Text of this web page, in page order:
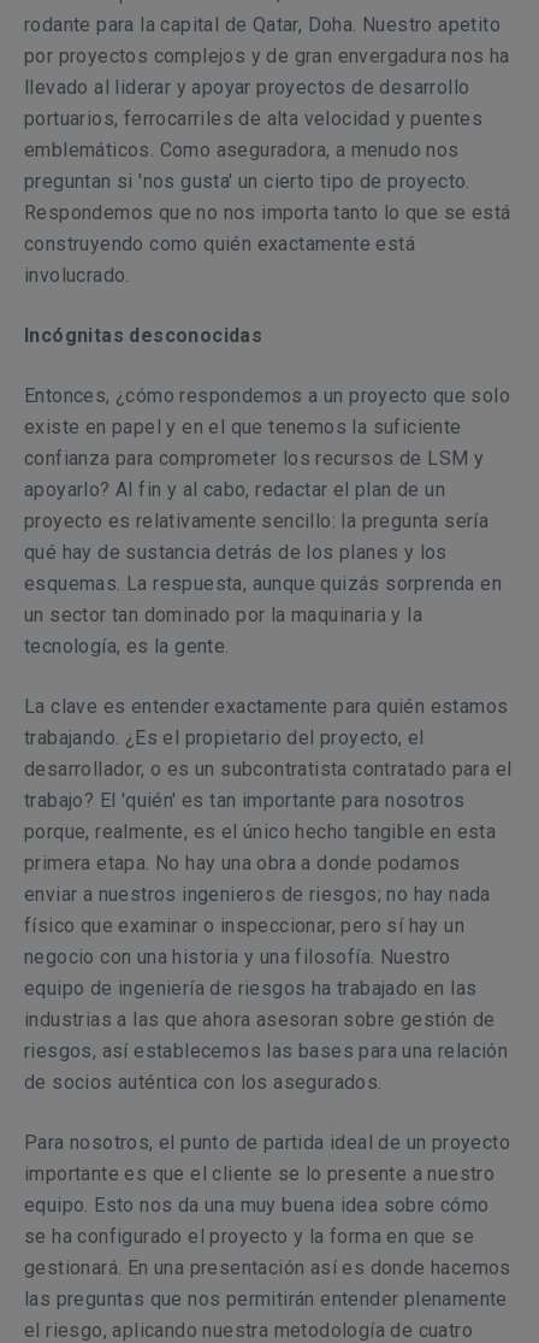
rodante para la capital de Qatar, Doha. Nuestro apetito
por proyectos complejos y de gran envergadura nos ha
llevado al liderar y apoyar proyectos de desarrollo
portuarios, ferrocarriles de alta velocidad y puentes
emblemáticos. Como aseguradora, a menudo nos
preguntan si 'nos gusta' un cierto tipo de proyecto.
Respondemos que no nos importa tanto lo que se está
construyendo como quién exactamente está
involucrado.
Incógnitas desconocidas
Entonces, ¿cómo respondemos a un proyecto que solo
existe en papel y en el que tenemos la suficiente
confianza para comprometer los recursos de LSM y
apoyarlo? Al fin y al cabo, redactar el plan de un
proyecto es relativamente sencillo: la pregunta sería
qué hay de sustancia detrás de los planes y los
esquemas. La respuesta, aunque quizás sorprenda en
un sector tan dominado por la maquinaria y la
tecnología, es la gente.
La clave es entender exactamente para quién estamos
trabajando. ¿Es el propietario del proyecto, el
desarrollador, o es un subcontratista contratado para el
trabajo? El 'quién' es tan importante para nosotros
porque, realmente, es el único hecho tangible en esta
primera etapa. No hay una obra a donde podamos
enviar a nuestros ingenieros de riesgos; no hay nada
físico que examinar o inspeccionar, pero sí hay un
negocio con una historia y una filosofía. Nuestro
equipo de ingeniería de riesgos ha trabajado en las
industrias a las que ahora asesoran sobre gestión de
riesgos, así establecemos las bases para una relación
de socios auténtica con los asegurados.
Para nosotros, el punto de partida ideal de un proyecto
importante es que el cliente se lo presente a nuestro
equipo. Esto nos da una muy buena idea sobre cómo
se ha configurado el proyecto y la forma en que se
gestionará. En una presentación así es donde hacemos
las preguntas que nos permitirán entender plenamente
el riesgo, aplicando nuestra metodología de cuatro